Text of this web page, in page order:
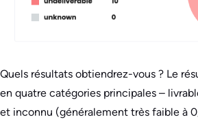
Quels résultats obtiendrez-vous ? Le
en quatre catégories principales –
et inconnu (généralement très faible à